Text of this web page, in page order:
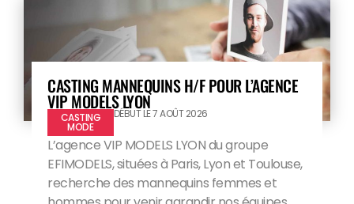
CASTING MANNEQUINS H/F POUR L’AGENCE
VIP MODELS LYON
CASTING
MODE
DÉBUT LE 7 AOÛT 2026
L’agence VIP MODELS LYON du groupe
EFIMODELS, situées à Paris, Lyon et Toulouse,
recherche des mannequins femmes et